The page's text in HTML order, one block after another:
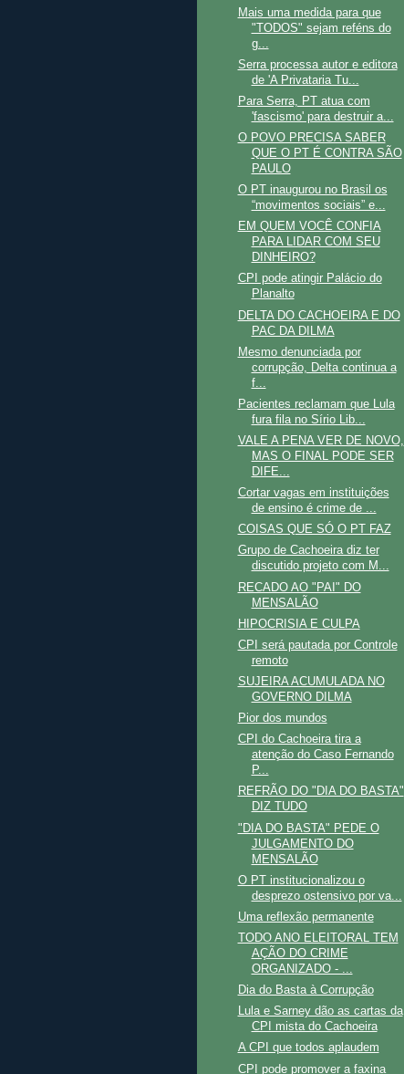
Mais uma medida para que
"TODOS" sejam reféns do
g...
Serra processa autor e editora
de 'A Privataria Tu...
Para Serra, PT atua com
'fascismo' para destruir a...
O POVO PRECISA SABER
QUE O PT É CONTRA SÃO
PAULO
O PT inaugurou no Brasil os
“movimentos sociais” e...
EM QUEM VOCÊ CONFIA
PARA LIDAR COM SEU
DINHEIRO?
CPI pode atingir Palácio do
Planalto
DELTA DO CACHOEIRA E DO
PAC DA DILMA
Mesmo denunciada por
corrupção, Delta continua a
f...
Pacientes reclamam que Lula
fura fila no Sírio Lib...
VALE A PENA VER DE NOVO,
MAS O FINAL PODE SER
DIFE...
Cortar vagas em instituições
de ensino é crime de ...
COISAS QUE SÓ O PT FAZ
Grupo de Cachoeira diz ter
discutido projeto com M...
RECADO AO "PAI" DO
MENSALÃO
HIPOCRISIA E CULPA
CPI será pautada por Controle
remoto
SUJEIRA ACUMULADA NO
GOVERNO DILMA
Pior dos mundos
CPI do Cachoeira tira a
atenção do Caso Fernando
P...
REFRÃO DO "DIA DO BASTA"
DIZ TUDO
"DIA DO BASTA" PEDE O
JULGAMENTO DO
MENSALÃO
O PT institucionalizou o
desprezo ostensivo por va...
Uma reflexão permanente
TODO ANO ELEITORAL TEM
AÇÃO DO CRIME
ORGANIZADO - ...
Dia do Basta à Corrupção
Lula e Sarney dão as cartas da
CPI mista do Cachoeira
A CPI que todos aplaudem
CPI pode promover a faxina